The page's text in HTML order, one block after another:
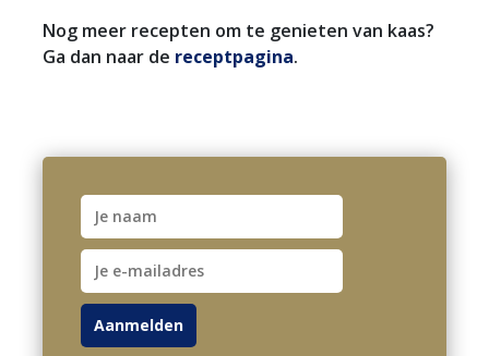
Nog meer recepten om te genieten van kaas?
Ga dan naar de receptpagina.